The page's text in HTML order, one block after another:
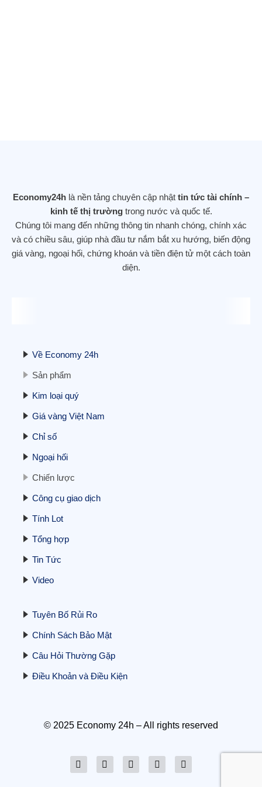
CÔNG NGHỆ
12/11/2025
sao?
Economy24h là nền tảng chuyên cập nhật tin tức tài chính –
kinh tế thị trườngtrong nước và quốc tế.
Chúng tôi mang đến những thông tin nhanh chóng, chính xác
và có chiều sâu, giúp nhà đầu tư nắm bắt xu hướng, biến động
giá vàng, ngoại hối, chứng khoán và tiền điện tử một cách toàn
diện.
Về Economy 24h
Sản phẩm
Kim loại quý
Giá vàng Việt Nam
Chỉ số
Ngoại hối
Chiến lược
Công cụ giao dịch
Tính Lot
Tổng hợp
Tin Tức
Video
Tuyên Bố Rủi Ro
Chính Sách Bảo Mật
Câu Hỏi Thường Gặp
Điều Khoản và Điều Kiện
© 2025 Economy 24h – All rights reserved